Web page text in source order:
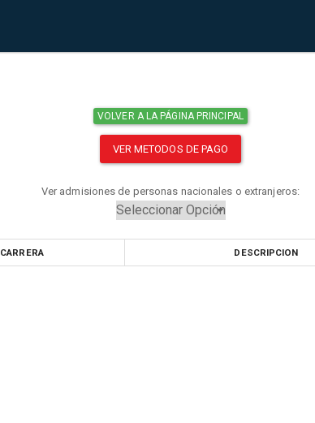
VOLVER A LA PÁGINA PRINCIPAL
VER METODOS DE PAGO
Ver admisiones de personas nacionales o extranjeros:
CARRERA DESCRIPCION